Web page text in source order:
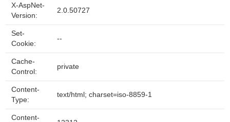
X-AspNet-
Version:
2.0.50727
Set-
Cookie:
--
Cache-
Control:
private
Content-
Type:
text/html; charset=iso-8859-1
Content-